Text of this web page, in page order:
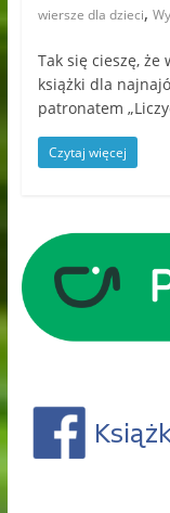
wiersze dla dzieci,
Tak się cieszę,
książki dla
patronatem
Czytaj więcej